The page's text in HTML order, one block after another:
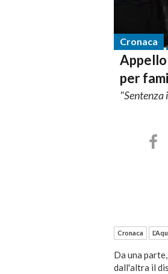
Cronaca
Appello
per
"Sentenza
Cronaca
Da una
dall'altra il